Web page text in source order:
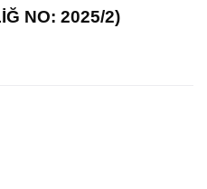
NO: 2025/2)